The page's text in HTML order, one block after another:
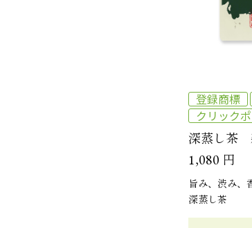
登録商標
クリック
深蒸し茶
1,080 円
旨み、渋み、
深蒸し茶